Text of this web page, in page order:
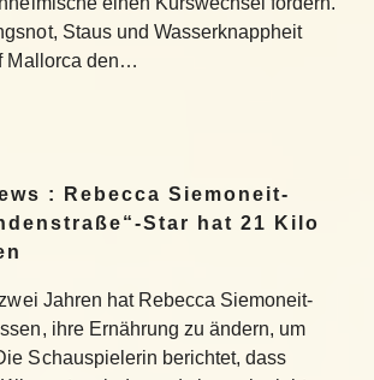
Staus und Wasserknappheit
Mallorca den…
: Rebecca Siemoneit-
Star hat 21 Kilo
Jahren hat Rebecca Siemoneit-
ihre Ernährung zu ändern, um
Schauspielerin berichtet, dass